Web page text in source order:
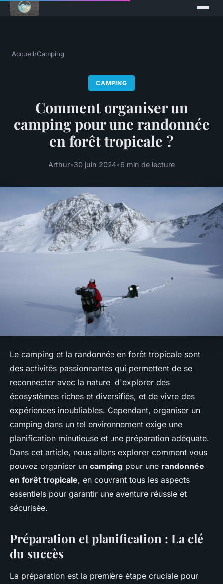
Accueil›Camping
CAMPING
Comment organiser un
camping pour une randonnée
en forêt tropicale ?
Arthur•30 juin 2024•6 min de lecture
Le camping et la randonnée en forêt tropicale sont
des activités passionnantes qui permettent de se
reconnecter avec la nature, d'explorer des
écosystèmes riches et diversifiés, et de vivre des
expériences inoubliables. Cependant, organiser un
camping dans un tel environnement exige une
planification minutieuse et une préparation adéquate.
Dans cet article, nous allons explorer comment vous
pouvez organiser un camping pour une randonnée
en forêt tropicale, en couvrant tous les aspects
essentiels pour garantir une aventure réussie et
sécurisée.
Préparation et planification : La clé
du succès
La préparation est la première étape cruciale pour